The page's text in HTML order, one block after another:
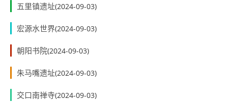
五里镇遗址(2024-09-03)
宏源水世界(2024-09-03)
朝阳书院(2024-09-03)
朱马嘴遗址(2024-09-03)
交口南禅寺(2024-09-03)